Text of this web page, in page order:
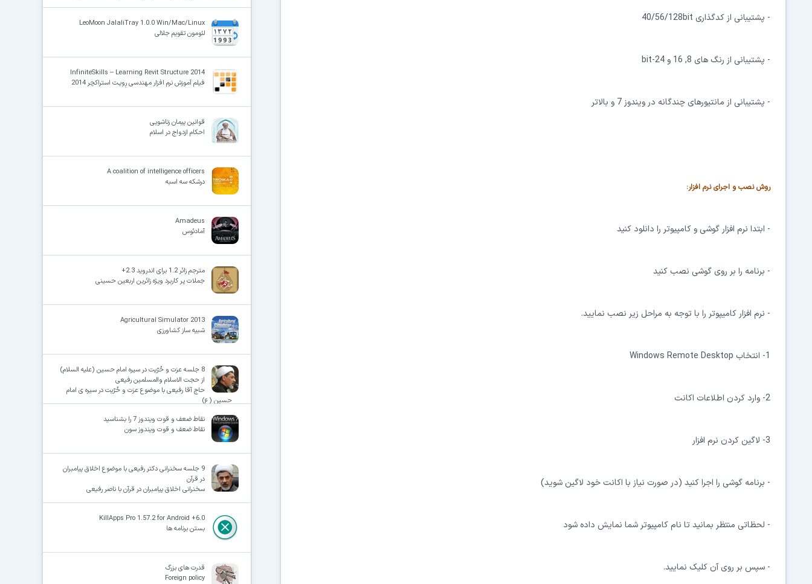
- پشتیبانی از کدگذاری 40/56/128bit
- پشتیبانی از رنگ های 8, 16 و 24-bit
- پشتیبانی از مانتیورهای چندگانه در ویندوز 7 و بالاتر
روش نصب و اجرای نرم افزار:
- ابتدا نرم افزار گوشی و کامپیوتر را دانلود کنید
- برنامه را بر روی گوشی نصب کنید
- نرم افزار کامیپوتر را با توجه به مراحل زیر نصب نمایید.
1- انتخاب Windows Remote Desktop
2- وارد کردن اطلاعات اکانت
3- لاگین کردن نرم افزار
- برنامه گوشی را اجرا کنید (در صورت نیاز با اکانت خود لاگین شوید)
- لحظاتی منتظر بمانید تا نام کامپیوتر شما نمایش داده شود
- سپس بر روی آن کلیک نمایید.
LeoMoon JalaliTray 1.0.0 Win/Mac/Linux
لئومون تقویم جلالی
InfiniteSkills – Learning Revit Structure 2014
فیلم آموزش نرم افزار مهندسی رِویـت استراکچر 2014
قوانین پیمان زناشویی
احکام ازدواج در اسلام
A coalition of intelligence officers
درشکه سه اسبه
Amadeus
آمادئوس
مترجم زائر 1.2 برای اندروید 2.3+
جملات پر کاربرد ویژه زائرین اربعین حسینی
Agricultural Simulator 2013
شبیه ساز کشاورزی
8 جلسه عزت و حُرّیت در سیره امام حسین (علیه السلام)
از حجت الاسلام والمسلمین رفیعی
حاج آقا رفیعی با موضوع عزت و حُرّیت در سیره ی امام
حسین (ع)
نقاط ضعف و قوت ویندوز 7 را بشناسید
نقاط ضعف و قوت ویندوز سون
9 جلسه سخنرانی دکتر رفیعی با موضوع اخلاق پیامبران
در قرآن
سخنرانی اخلاق پیامبران در قرآن با ناصر رفیعی
KillApps Pro 1.57.2 for Android +6.0
بستن برنامه ها
قدرت های بزرگ
Foreign policy